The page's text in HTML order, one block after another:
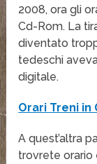
2008, ora gli
Cd-Rom. La
diventato
tedeschi
digitale.
Orari Treni in
A quest’altra
trovrete orario